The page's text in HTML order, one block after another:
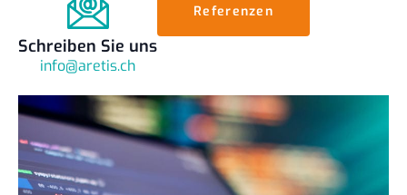
Schreiben Sie uns
info@aretis.ch
Referenzen